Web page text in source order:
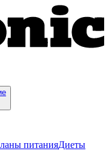
питанияДиеты